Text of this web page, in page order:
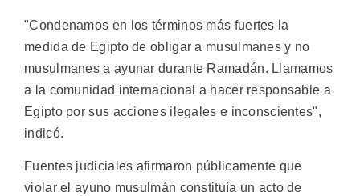
"Condenamos en los términos más fuertes la
medida de Egipto de obligar a musulmanes y no
musulmanes a ayunar durante Ramadán. Llamamos
a la comunidad internacional a hacer responsable a
Egipto por sus acciones ilegales e inconscientes",
indicó.
Fuentes judiciales afirmaron públicamente que
violar el ayuno musulmán constituía un acto de